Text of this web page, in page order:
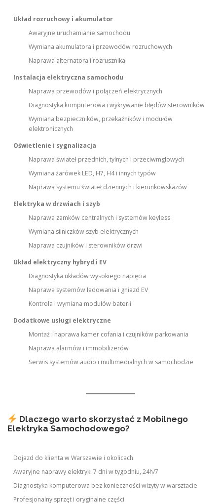
Układ rozruchowy i akumulator
Awaryjne uruchamianie samochodu
Wymiana akumulatora i przewodów rozruchowych
Naprawa alternatora i rozrusznika
Instalacja elektryczna samochodu
Naprawa przewodów i połączeń elektrycznych
Diagnostyka komputerowa i wykrywanie błędów sterowników
Wymiana bezpieczników, przekaźników i modułów
elektronicznych
Oświetlenie i sygnalizacja
Naprawa świateł przednich, tylnych i przeciwmgłowych
Wymiana żarówek LED, H7, H4 i innych typów
Naprawa systemu świateł dziennych i kierunkowskazów
Elektryka w drzwiach i szyb
Naprawa zamków centralnych i systemów keyless
Wymiana silniczków szyb elektrycznych
Naprawa czujników i sterowników drzwi
Układ elektryczny hybryd i EV
Diagnostyka układów wysokiego napięcia
Naprawa systemów ładowania i gniazd EV
Kontrola i wymiana modułów baterii
Dodatkowe usługi elektryczne
Montaż i naprawa kamer cofania i czujników parkowania
Naprawa alarmów i immobilizerów
Serwis systemów audio i multimedialnych w samochodzie
Dlaczego warto skorzystać z Mobilnego
Elektryka Samochodowego?
Dojazd do klienta w Warszawie i okolicach
Awaryjne naprawy elektryki 7 dni w tygodniu, 24h/7
Diagnostyka komputerowa bez konieczności wizyty w warsztacie
Profesjonalny sprzęt i oryginalne części